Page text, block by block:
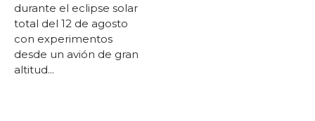
durante el eclipse solar
total del 12 de agosto
con experimentos
desde un avión de gran
altitud...